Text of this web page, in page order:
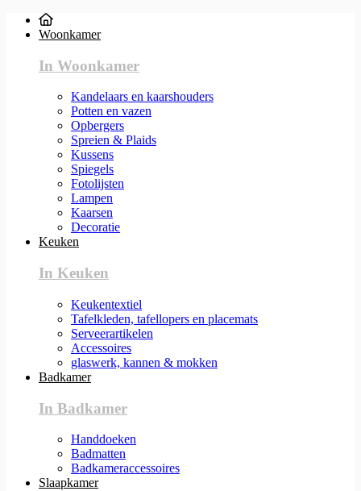
Woonkamer
In Woonkamer
Kandelaars en kaarshouders
Potten en vazen
Opbergers
Spreien & Plaids
Kussens
Spiegels
Fotolijsten
Lampen
Kaarsen
Decoratie
Keuken
In Keuken
Keukentextiel
Tafelkleden, tafellopers en placemats
Serveerartikelen
Accessoires
glaswerk, kannen & mokken
Badkamer
In Badkamer
Handdoeken
Badmatten
Badkameraccessoires
Slaapkamer